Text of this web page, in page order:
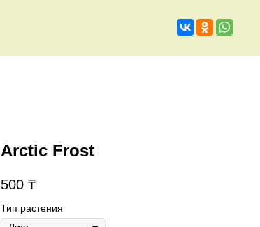
Arctic Frost
500 ₸
Тип растения